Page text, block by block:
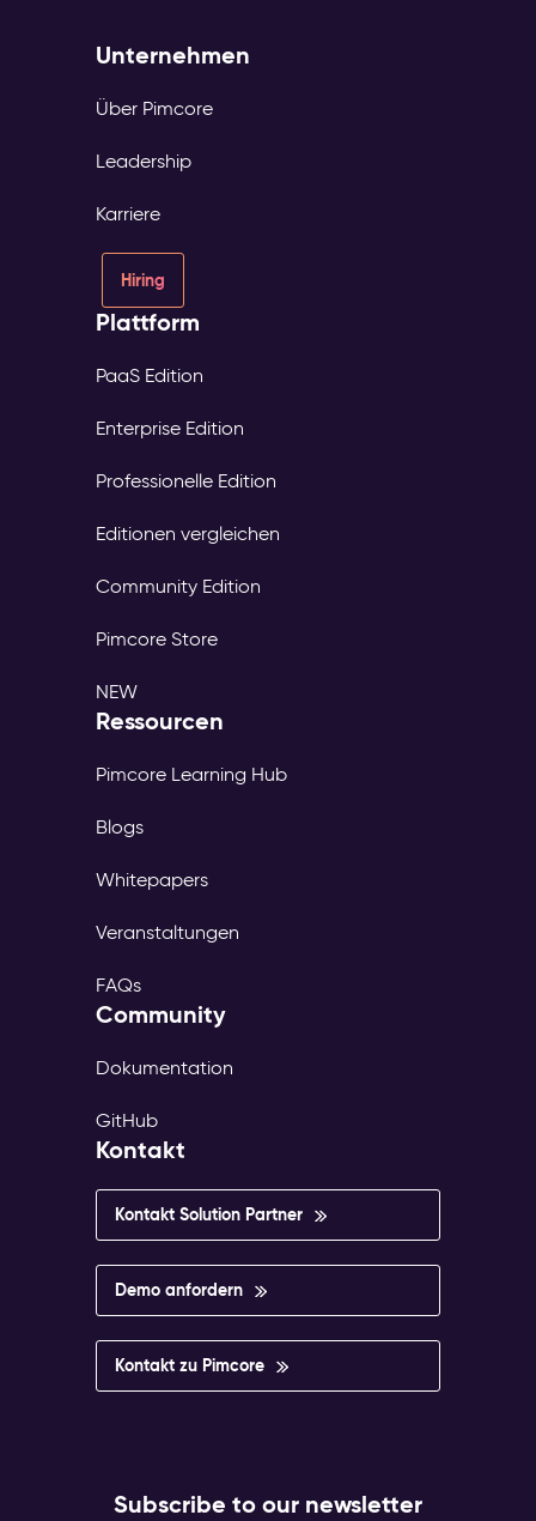
Unternehmen
Über Pimcore
Leadership
Karriere
Hiring
Plattform
PaaS Edition
Enterprise Edition
Professionelle Edition
Editionen vergleichen
Community Edition
Pimcore Store
NEW
Ressourcen
Pimcore Learning Hub
Blogs
Whitepapers
Veranstaltungen
FAQs
Community
Dokumentation
GitHub
Kontakt
Kontakt Solution Partner
Demo anfordern
Kontakt zu Pimcore
Subscribe to our newsletter